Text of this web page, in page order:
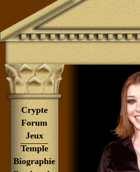
Le Temple d'Alyson
Crypte
Forum
Jeux
Temple
Biographie